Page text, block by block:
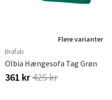
Flere varianter
Brafab
Olbia Hængesofa Tag Grøn
361 kr425 kr